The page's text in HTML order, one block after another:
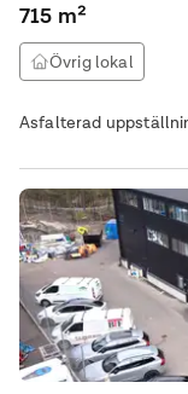
715 m²
Övrig lokal
Asfalterad